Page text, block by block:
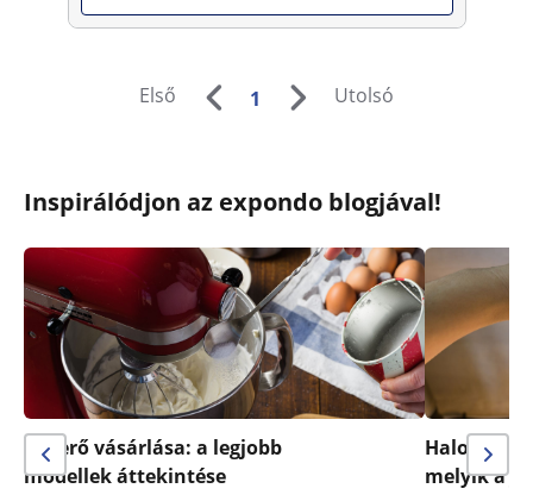
Első 1 Utolsó
Inspirálódjon az expondo blogjával!
Keverő vásárlása: a legjobb
modellek áttekintése
Halogén
melyik a